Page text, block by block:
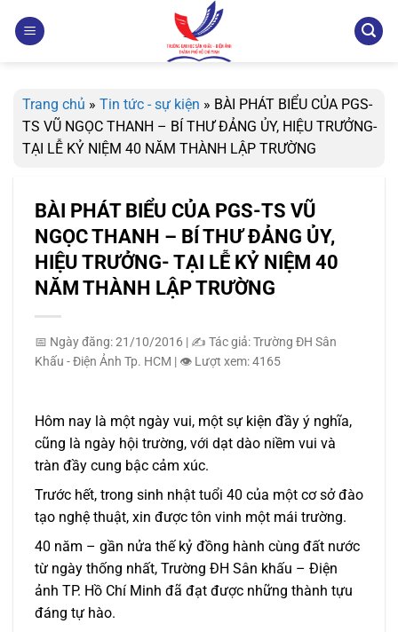
qua
Trang chủ » Tin tức - sự kiện » BÀI PHÁT BIỂU CỦA PGS-
TS VŨ NGỌC THANH – BÍ THƯ ĐẢNG ỦY, HIỆU TRƯỞNG-
TẠI LỄ KỶ NIỆM 40 NĂM THÀNH LẬP TRƯỜNG
BÀI PHÁT BIỂU CỦA PGS-TS VŨ
NGỌC THANH – BÍ THƯ ĐẢNG ỦY,
HIỆU TRƯỞNG- TẠI LỄ KỶ NIỆM 40
NĂM THÀNH LẬP TRƯỜNG
📅 Ngày đăng: 21/10/2016 | ✍️ Tác giả: Trường ĐH Sân
Khấu - Điện Ảnh Tp. HCM | 👁️ Lượt xem: 4165
Hôm nay là một ngày vui, một sự kiện đầy ý nghĩa,
cũng là ngày hội trường, với dạt dào niềm vui và
tràn đầy cung bậc cảm xúc.
Trước hết, trong sinh nhật tuổi 40 của một cơ sở đào
tạo nghệ thuật, xin được tôn vinh một mái trường.
40 năm – gần nửa thế kỷ đồng hành cùng đất nước
từ ngày thống nhất, Trường ĐH Sân khấu – Điện
ảnh TP. Hồ Chí Minh đã đạt được những thành tựu
đáng tự hào.